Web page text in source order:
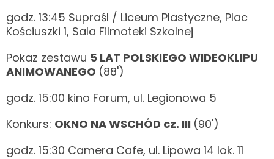
godz. 13:45 Supraśl / Liceum Plastyczne, Plac
Kościuszki 1, Sala Filmoteki Szkolnej
Pokaz zestawu 5 LAT POLSKIEGO WIDEOKLIPU
ANIMOWANEGO (88')
godz. 15:00 kino Forum, ul. Legionowa 5
Konkurs: OKNO NA WSCHÓD cz. III (90')
godz. 15:30 Camera Cafe, ul. Lipowa 14 lok. 11